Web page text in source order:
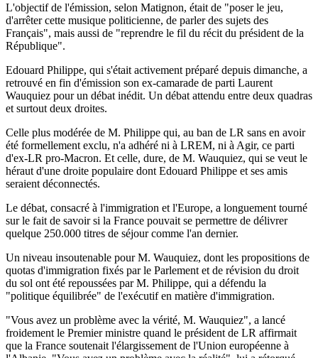
L'objectif de l'émission, selon Matignon, était de "poser le jeu,
d'arrêter cette musique politicienne, de parler des sujets des
Français", mais aussi de "reprendre le fil du récit du président de la
République".
Edouard Philippe, qui s'était activement préparé depuis dimanche, a
retrouvé en fin d'émission son ex-camarade de parti Laurent
Wauquiez pour un débat inédit. Un débat attendu entre deux quadras
et surtout deux droites.
Celle plus modérée de M. Philippe qui, au ban de LR sans en avoir
été formellement exclu, n'a adhéré ni à LREM, ni à Agir, ce parti
d'ex-LR pro-Macron. Et celle, dure, de M. Wauquiez, qui se veut le
héraut d'une droite populaire dont Edouard Philippe et ses amis
seraient déconnectés.
Le débat, consacré à l'immigration et l'Europe, a longuement tourné
sur le fait de savoir si la France pouvait se permettre de délivrer
quelque 250.000 titres de séjour comme l'an dernier.
Un niveau insoutenable pour M. Wauquiez, dont les propositions de
quotas d'immigration fixés par le Parlement et de révision du droit
du sol ont été repoussées par M. Philippe, qui a défendu la
"politique équilibrée" de l'exécutif en matière d'immigration.
"Vous avez un problème avec la vérité, M. Wauquiez", a lancé
froidement le Premier ministre quand le président de LR affirmait
que la France soutenait l'élargissement de l'Union européenne à